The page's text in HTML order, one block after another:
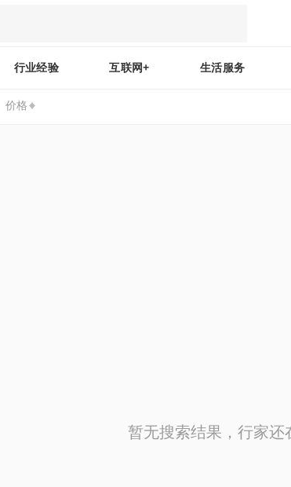
行业经验 互联网+ 生活服务
价格
暂无搜索结果，行家还